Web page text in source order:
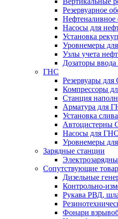
Резервуарное
Нефтеналивное
Насосы для
Установка
Уровнемеры
Узлы учета
Дозаторы
ГНС
Резервуары
Компрессоры
Станция
Арматура для
Установка
Автоцистерны
Насосы для ГНС
Уровнемеры
Зарядные станции
Сопутствующие
Дизельные
Контрольно-
Рукава РВД,
Фонари